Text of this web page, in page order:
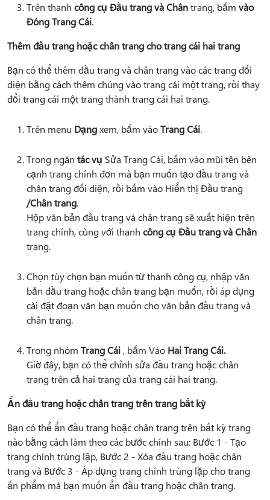
Trên thanh công cụ Đầu trang và Chântrang, bấm vào
Đóng Trang Cái.
Thêm đầu trang hoặc chân trang cho trang cái hai trang
Bạn có thể thêm đầu trang và chân trang vào các trang đối
diện bằng cách thêm chúng vào trang cái một trang, rồi thay
đổi trang cái một trang thành trang cái hai trang.
Trên menu Dạngxem, bấm vàoTrang Cái.
Trong ngăn tác vụ Sửa Trang Cái, bấm vào mũi tên bên
cạnh trang chính đơn mà bạn muốn tạo đầu trang và
chân trang đối diện, rồi bấm vào Hiển thị Đầu trang
/Chân trang.
Hộp văn bản đầu trang và chân trang sẽ xuất hiện trên
trang chính, cùng với thanh công cụ Đầu trang và Chân
trang.
Chọn tùy chọn bạn muốn từ thanh công cụ, nhập văn
bản đầu trang hoặc chân trang bạn muốn, rồi áp dụng
cài đặt đoạn văn bạn muốn cho văn bản đầu trang và
chân trang.
Trong nhóm Trang Cái , bấm Vào Hai Trang Cái.
Giờ đây, bạn có thể chỉnh sửa đầu trang hoặc chân
trang trên cả hai trang của trang cái hai trang.
Ẩn đầu trang hoặc chân trang trên trang bất kỳ
Bạn có thể ẩn đầu trang hoặc chân trang trên bất kỳ trang
nào bằng cách làm theo các bước chính sau: Bước 1 - Tạo
trang chính trùng lặp, Bước 2 - Xóa đầu trang hoặc chân
trang và Bước 3 - Áp dụng trang chính trùng lặp cho trang
ấn phẩm mà bạn muốn ẩn đầu trang hoặc chân trang.